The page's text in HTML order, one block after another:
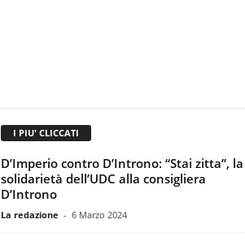
I PIU' CLICCATI
D’Imperio contro D’Introno: “Stai zitta”, la
solidarietà dell’UDC alla consigliera
D’Introno
La redazione - 6 Marzo 2024